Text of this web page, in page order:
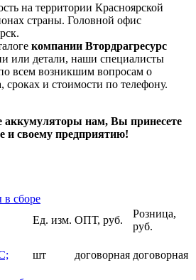
на территории Красноярской
страны. Головной офис
компании Втордрагресурс
или детали, наши специалисты
всем возникшим вопросам о
и стоимости по телефону.
аккумуляторы нам, Вы принесете
и своему предприятию!
сборе
Ед. изм. ОПТ, руб.
Розница,
руб.
шт договорная договорная